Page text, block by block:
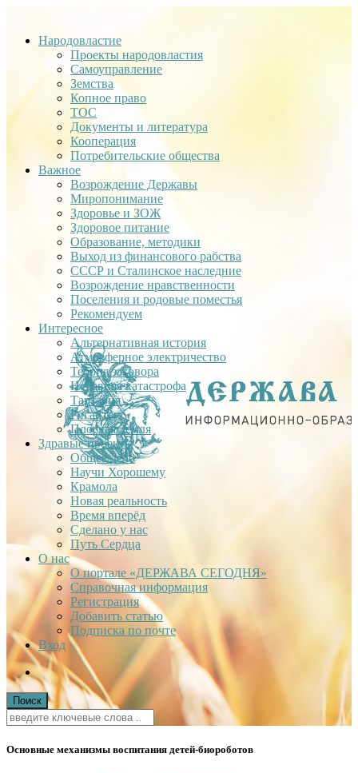
Народовластие
Проекты народовластия
Самоуправление
Земства
Копное право
ТОС
Документы и литература
Кооперация
Потребительские общества
Важное
Возрождение Державы
Миропонимание
Здоровье и ЗОЖ
Здоровое питание
Образование, методики
Выход из финансового рабства
СССР и Сталинское наследние
Возрождение нравственности
Поселения и родовые поместья
Рекомендуем
Интересное
Альтернативная история
Атмосферное электричество
Теория заговора
Недавняя катастрофа
Тартария
Гиганты
Плоская Земля
Здравые проекты
Общее дело
Научи Хорошему
Крамола
Новая реальность
Время вперёд
Сделано у нас
Путь Сердца
О нас
О портале «ДЕРЖАВА СЕГОДНЯ»
Справочная информация
Регистрация
Добавить статью
Подписка по почте
Вход
Основные механизмы воспитания детей-биороботов